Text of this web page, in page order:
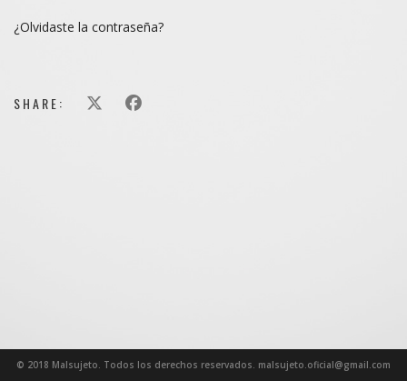
¿Olvidaste la contraseña?
SHARE:
© 2018 Malsujeto. Todos los derechos reservados. malsujeto.oficial@gmail.com